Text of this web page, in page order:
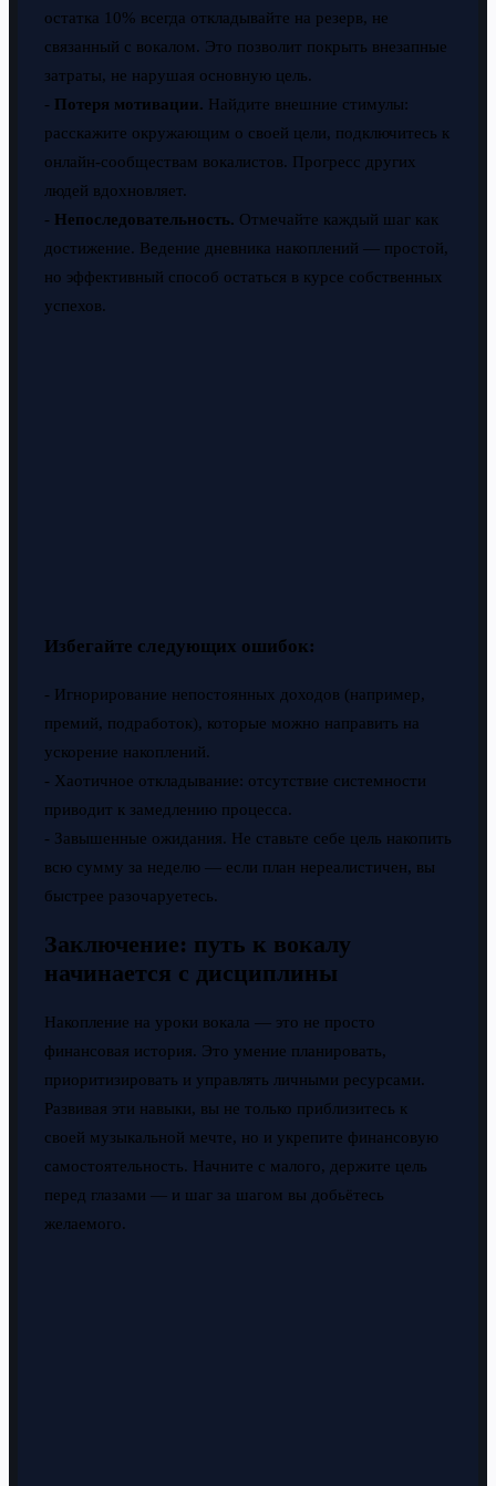
остатка 10% всегда откладывайте на резерв, не
связанный с вокалом. Это позволит покрыть внезапные
затраты, не нарушая основную цель.
- Потеря мотивации. Найдите внешние стимулы:
расскажите окружающим о своей цели, подключитесь к
онлайн-сообществам вокалистов. Прогресс других
людей вдохновляет.
- Непоследовательность. Отмечайте каждый шаг как
достижение. Ведение дневника накоплений — простой,
но эффективный способ остаться в курсе собственных
успехов.
Избегайте следующих ошибок:
- Игнорирование непостоянных доходов (например,
премий, подработок), которые можно направить на
ускорение накоплений.
- Хаотичное откладывание: отсутствие системности
приводит к замедлению процесса.
- Завышенные ожидания. Не ставьте себе цель накопить
всю сумму за неделю — если план нереалистичен, вы
быстрее разочаруетесь.
Заключение: путь к вокалу
начинается с дисциплины
Накопление на уроки вокала — это не просто
финансовая история. Это умение планировать,
приоритизировать и управлять личными ресурсами.
Развивая эти навыки, вы не только приблизитесь к
своей музыкальной мечте, но и укрепите финансовую
самостоятельность. Начните с малого, держите цель
перед глазами — и шаг за шагом вы добьётесь
желаемого.